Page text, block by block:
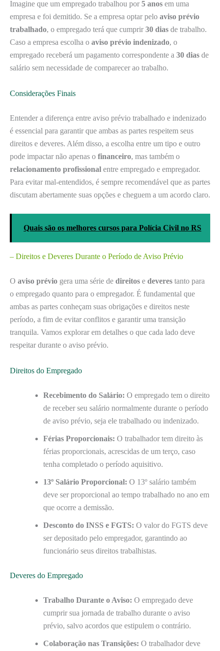
Imagine que um empregado trabalhou por 5 anos em uma
empresa e foi demitido. Se a empresa optar pelo aviso prévio
trabalhado, o empregado terá que cumprir 30 dias de trabalho.
Caso a empresa escolha o aviso prévio indenizado, o
empregado receberá um pagamento correspondente a 30 dias de
salário sem necessidade de comparecer ao trabalho.
Considerações Finais
Entender a diferença entre aviso prévio trabalhado e indenizado
é essencial para garantir que ambas as partes respeitem seus
direitos e deveres. Além disso, a escolha entre um tipo e outro
pode impactar não apenas o financeiro, mas também o
relacionamento profissional entre empregado e empregador.
Para evitar mal-entendidos, é sempre recomendável que as partes
discutam abertamente suas opções e cheguem a um acordo claro.
Quais são os melhores cursos para Polícia Civil no RS
– Direitos e Deveres Durante o Período de Aviso Prévio
O aviso prévio gera uma série de direitos e deveres tanto para
o empregado quanto para o empregador. É fundamental que
ambas as partes conheçam suas obrigações e direitos neste
período, a fim de evitar conflitos e garantir uma transição
tranquila. Vamos explorar em detalhes o que cada lado deve
respeitar durante o aviso prévio.
Direitos do Empregado
Recebimento do Salário: O empregado tem o direito
de receber seu salário normalmente durante o período
de aviso prévio, seja ele trabalhado ou indenizado.
Férias Proporcionais: O trabalhador tem direito às
férias proporcionais, acrescidas de um terço, caso
tenha completado o período aquisitivo.
13º Salário Proporcional: O 13º salário também
deve ser proporcional ao tempo trabalhado no ano em
que ocorre a demissão.
Desconto do INSS e FGTS: O valor do FGTS deve
ser depositado pelo empregador, garantindo ao
funcionário seus direitos trabalhistas.
Deveres do Empregado
Trabalho Durante o Aviso: O empregado deve
cumprir sua jornada de trabalho durante o aviso
prévio, salvo acordos que estipulem o contrário.
Colaboração nas Transições: O trabalhador deve